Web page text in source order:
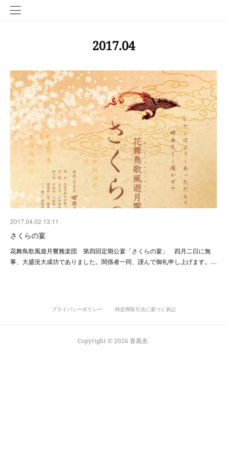
2017.04
2017.04.02 13:11
さくらの宴
花舞鳥歌風遊月響雅楽団 第四回定期公宴「さくらの宴」 四月二日に無
事、大盛況大成功でありました。関係者一同、謹んで御礼申し上げます。…
プライバシーポリシー 特定商取引法に基づく表記
Copyright ©2026 香風舎.